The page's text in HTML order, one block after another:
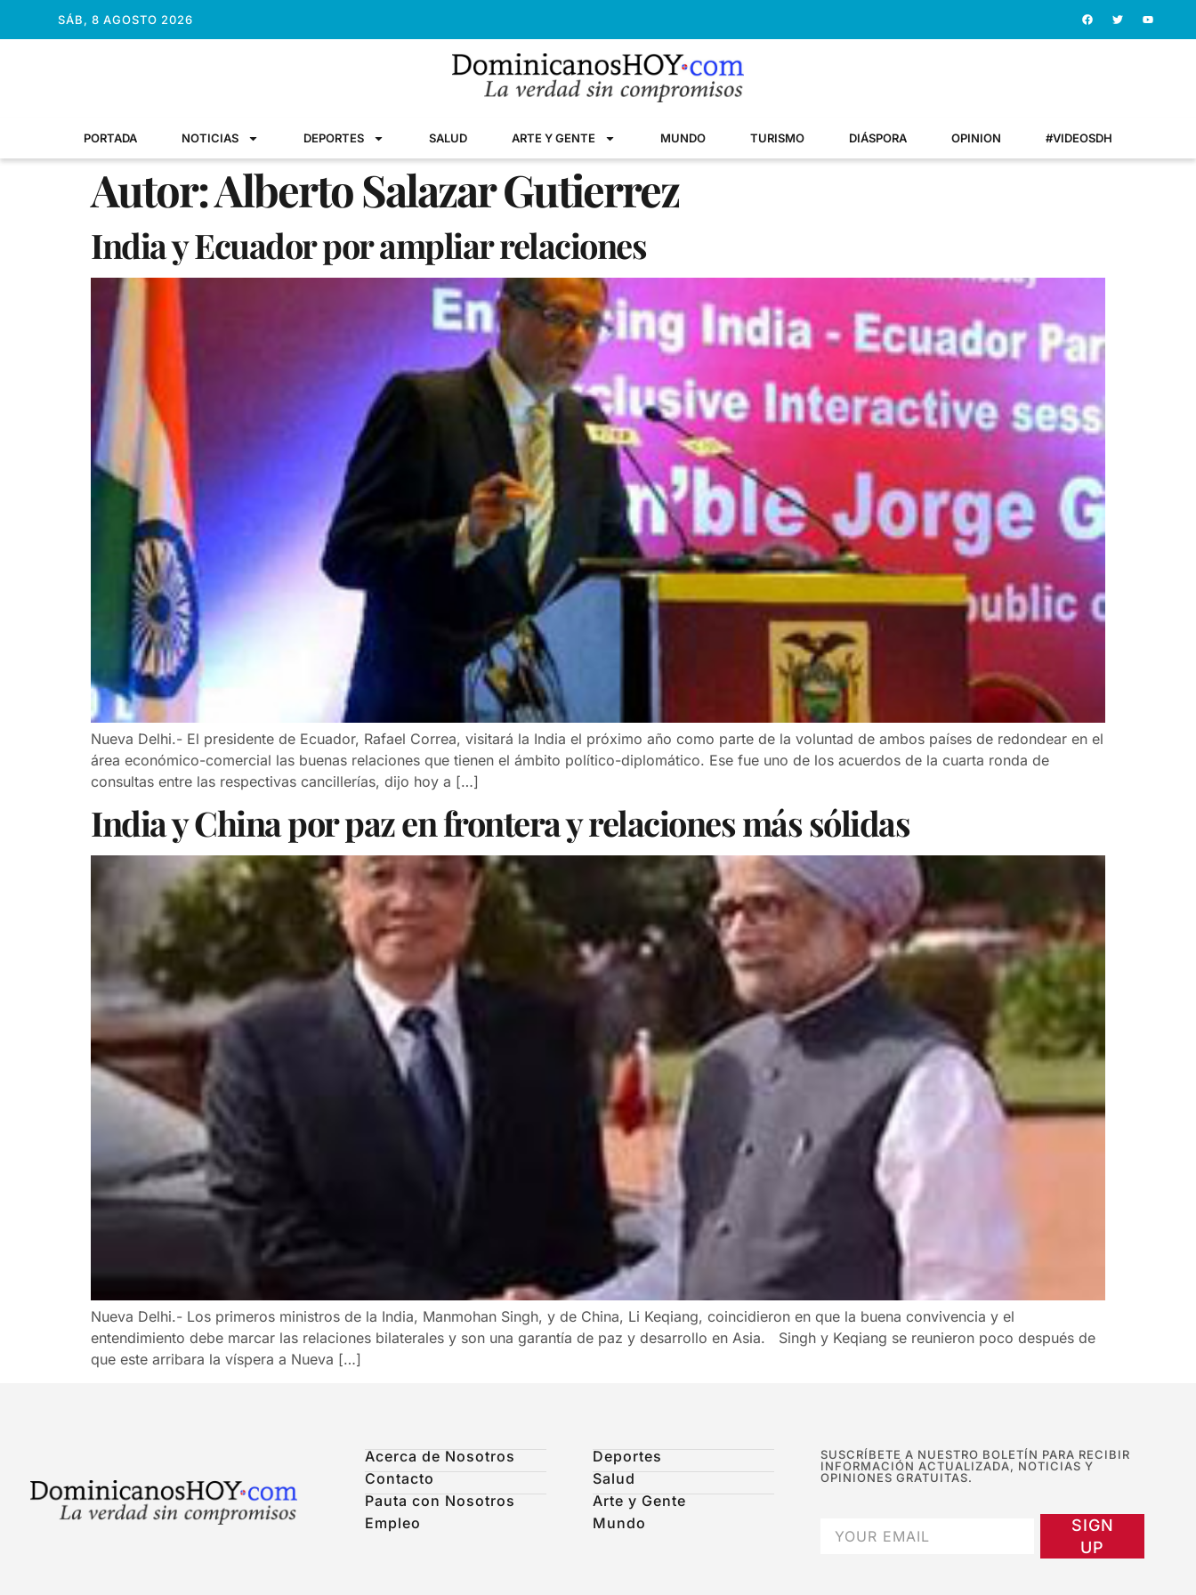
SÁB, 8 AGOSTO 2026
PORTADA NOTICIAS DEPORTES SALUD ARTE Y GENTE MUNDO TURISMO DIÁSPORA OPINION #VIDEOSDH
Autor:Alberto Salazar Gutierrez
India y Ecuador por ampliar relaciones
Nueva Delhi.- El presidente de Ecuador, Rafael Correa, visitará la India el próximo año como parte de la voluntad de ambos países de redondear en el
área económico-comercial las buenas relaciones que tienen el ámbito político-diplomático. Ese fue uno de los acuerdos de la cuarta ronda de
consultas entre las respectivas cancillerías, dijo hoy a […]
India y China por paz en frontera y relaciones más sólidas
Nueva Delhi.- Los primeros ministros de la India, Manmohan Singh, y de China, Li Keqiang, coincidieron en que la buena convivencia y el
entendimiento debe marcar las relaciones bilaterales y son una garantía de paz y desarrollo en Asia. Singh y Keqiang se reunieron poco después de
que este arribara la víspera a Nueva […]
Acerca de Nosotros
Contacto
Pauta con Nosotros
Empleo
Deportes
Salud
Arte y Gente
Mundo
SUSCRÍBETE A NUESTRO BOLETÍN PARA RECIBIR
INFORMACIÓN ACTUALIZADA, NOTICIAS Y
OPINIONES GRATUITAS.
SIGN
UP